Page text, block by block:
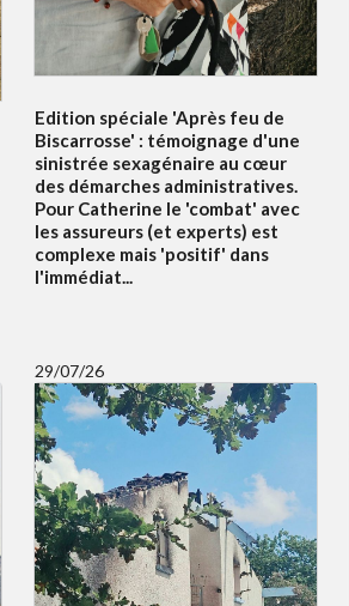
Edition spéciale 'Après feu de
Biscarrosse' : témoignage d'une
sinistrée sexagénaire au cœur
des démarches administratives.
Pour Catherine le 'combat' avec
les assureurs (et experts) est
complexe mais 'positif' dans
l'immédiat...
29/07/26